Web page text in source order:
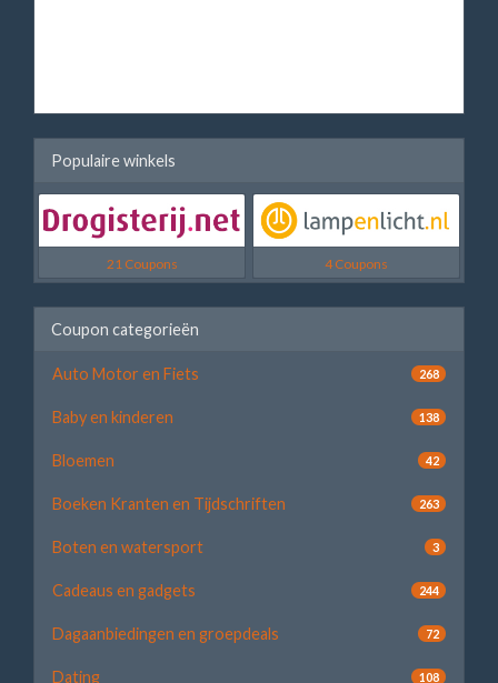
Populaire winkels
21 Coupons 4 Coupons
Coupon categorieën
Auto Motor en Fiets 268
Baby en kinderen 138
Bloemen 42
Boeken Kranten en Tijdschriften 263
Boten en watersport 3
Cadeaus en gadgets 244
Dagaanbiedingen en groepdeals 72
Dating 108